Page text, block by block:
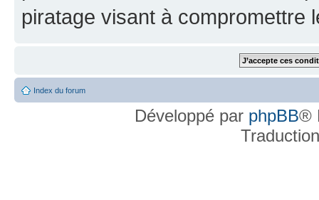
piratage visant à compromettre
Index du forum
Développé par phpBB®